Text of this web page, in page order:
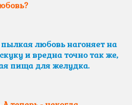
любовь нагоняет на
и вредна точно так же,
пища для желудка.